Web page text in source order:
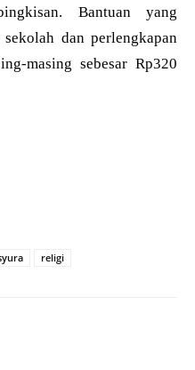
Bantuan yang
dan perlengkapan
masing sebesar Rp320
religi